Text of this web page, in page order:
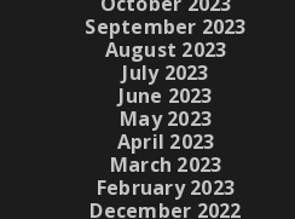
September 2023
August 2023
July 2023
June 2023
May 2023
April 2023
March 2023
February 2023
December 2022